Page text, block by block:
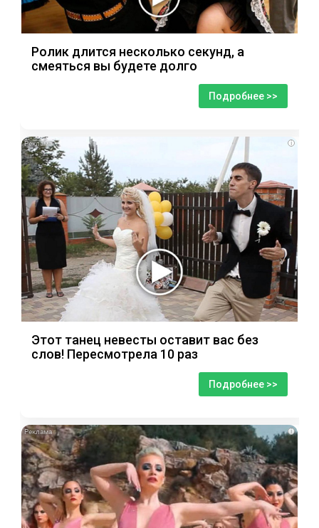
Ролик длится несколько секунд, а
смеяться вы будете долго
Подробнее >>
i
Этот танец невесты оставит вас без
слов! Пересмотрела 10 раз
Подробнее >>
i